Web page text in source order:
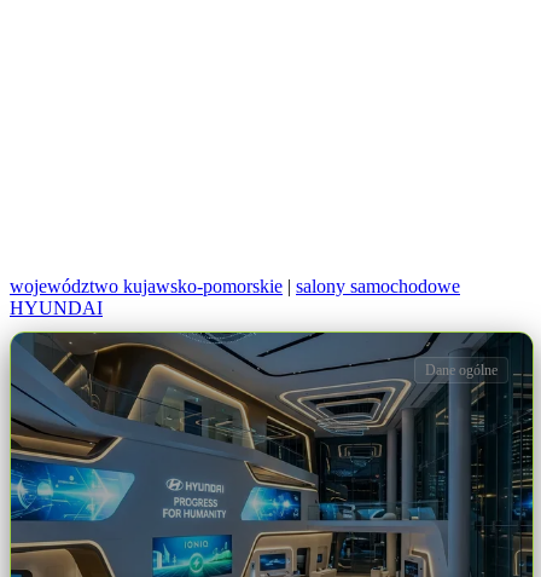
województwo kujawsko-pomorskie | salony samochodowe
HYUNDAI
Dane ogólne